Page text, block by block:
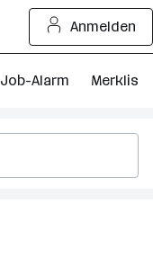
Anmelden
Job-Alarm Merkliste